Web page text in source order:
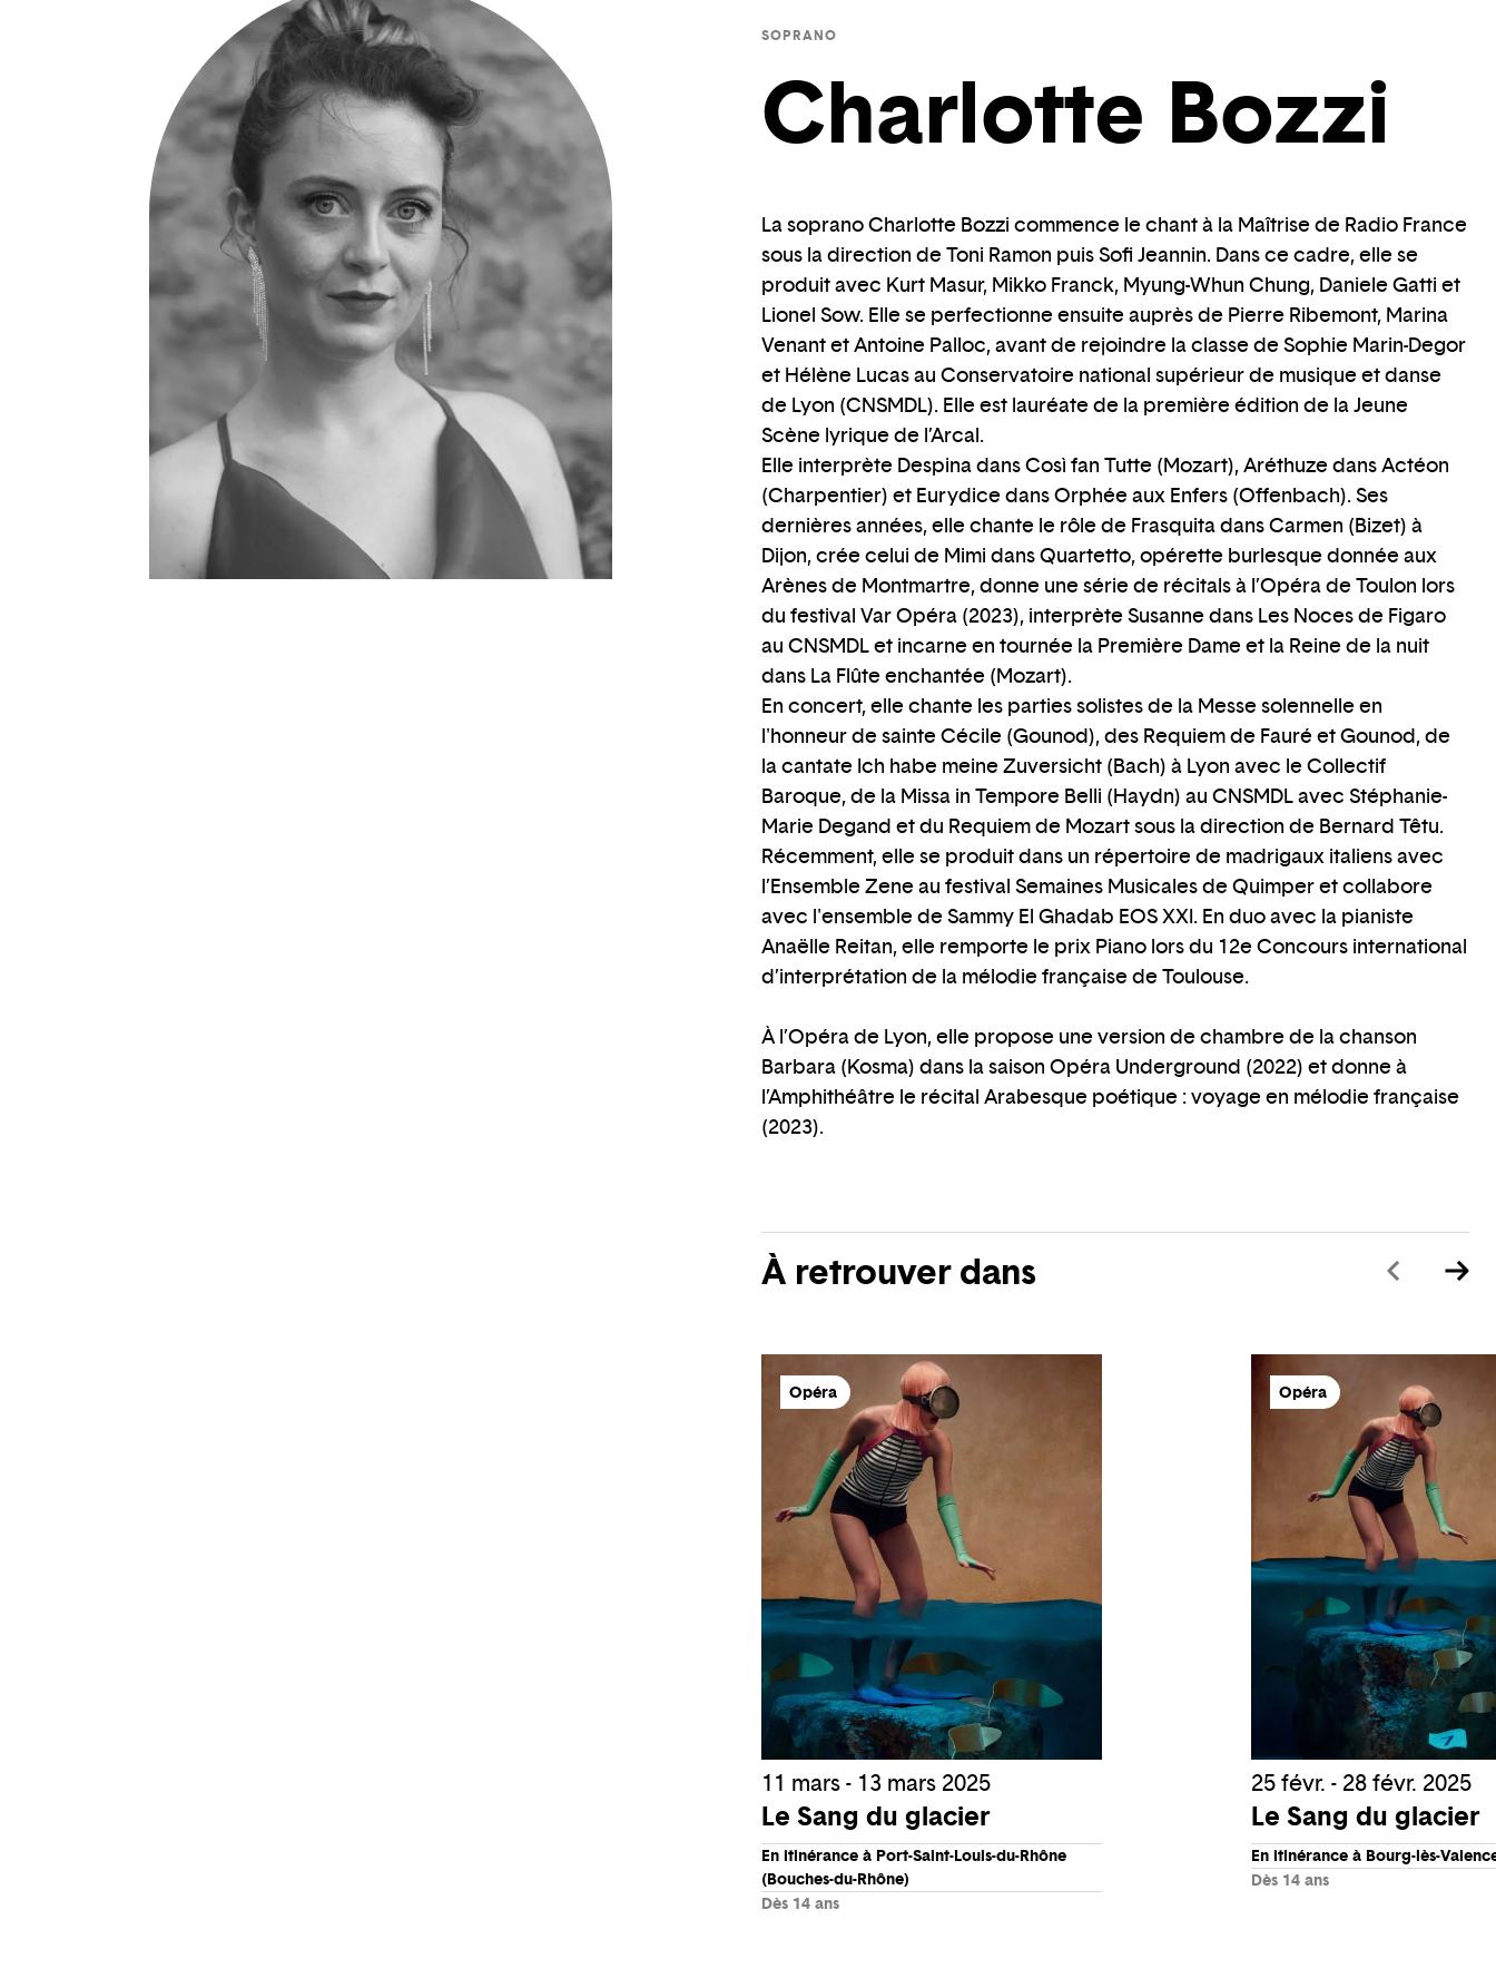
SOPRANO
Charlotte Bozzi
La soprano Charlotte Bozzi commence le chant à la Maîtrise de Radio France
sous la direction de Toni Ramon puis Sofi Jeannin. Dans ce cadre, elle se
produit avec Kurt Masur, Mikko Franck, Myung-Whun Chung, Daniele Gatti et
Lionel Sow. Elle se perfectionne ensuite auprès de Pierre Ribemont, Marina
Venant et Antoine Palloc, avant de rejoindre la classe de Sophie Marin-Degor
et Hélène Lucas au Conservatoire national supérieur de musique et danse
de Lyon (CNSMDL). Elle est lauréate de la première édition de la Jeune
Scène lyrique de l’Arcal.
Elle interprète Despina dans Così fan Tutte (Mozart), Aréthuze dans Actéon
(Charpentier) et Eurydice dans Orphée aux Enfers (Offenbach). Ses
dernières années, elle chante le rôle de Frasquita dans Carmen (Bizet) à
Dijon, crée celui de Mimi dans Quartetto, opérette burlesque donnée aux
Arènes de Montmartre, donne une série de récitals à l’Opéra de Toulon lors
du festival Var Opéra (2023), interprète Susanne dans Les Noces de Figaro
au CNSMDL et incarne en tournée la Première Dame et la Reine de la nuit
dans La Flûte enchantée (Mozart).
En concert, elle chante les parties solistes de la Messe solennelle en
l'honneur de sainte Cécile (Gounod), des Requiem de Fauré et Gounod, de
la cantate Ich habe meine Zuversicht (Bach) à Lyon avec le Collectif
Baroque, de la Missa in Tempore Belli (Haydn) au CNSMDL avec Stéphanie-
Marie Degand et du Requiem de Mozart sous la direction de Bernard Têtu.
Récemment, elle se produit dans un répertoire de madrigaux italiens avec
l’Ensemble Zene au festival Semaines Musicales de Quimper et collabore
avec l'ensemble de Sammy El Ghadab EOS XXI. En duo avec la pianiste
Anaëlle Reitan, elle remporte le prix Piano lors du 12e Concours international
d’interprétation de la mélodie française de Toulouse.
À l’Opéra de Lyon, elle propose une version de chambre de la chanson
Barbara (Kosma) dans la saison Opéra Underground (2022) et donne à
l’Amphithéâtre le récital Arabesque poétique : voyage en mélodie française
(2023).
À retrouver dans
Opéra
11 mars - 13 mars 2025
Le Sang du glacier
En itinérance à Port-Saint-Louis-du-Rhône
(Bouches-du-Rhône)
Dès 14 ans
Opéra
25 févr. - 28 févr. 2025
Le Sang du glacier
En itinérance à Bourg-lès-
Dès 14 ans